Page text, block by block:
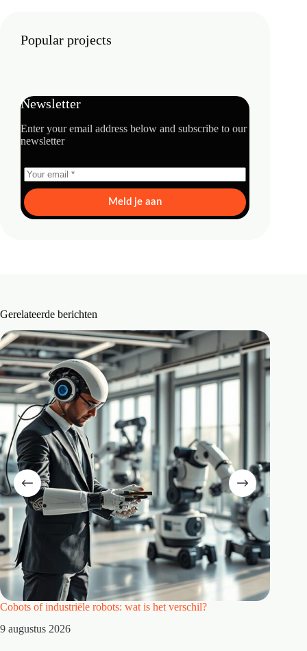
Popular projects
Newsletter
Enter your email address below and subscribe to our
newsletter
Meld je aan
Gerelateerde berichten
Cobots of industriële robots: wat is het verschil?
9 augustus 2026